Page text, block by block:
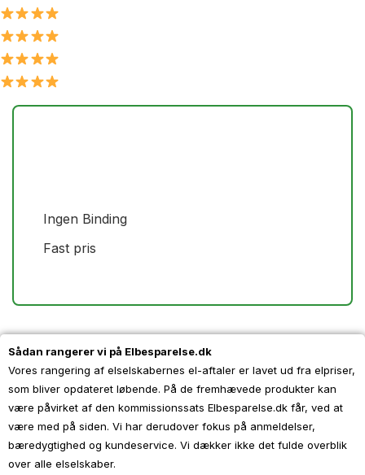
Ingen Binding
Fast pris
Sådan rangerer vi på Elbesparelse.dk
Vores rangering af elselskabernes el-aftaler er lavet ud fra elpriser,
som bliver opdateret løbende. På de fremhævede produkter kan
være påvirket af den kommissionssats Elbesparelse.dk får, ved at
være med på siden. Vi har derudover fokus på anmeldelser,
bæredygtighed og kundeservice. Vi dækker ikke det fulde overblik
over alle elselskaber.